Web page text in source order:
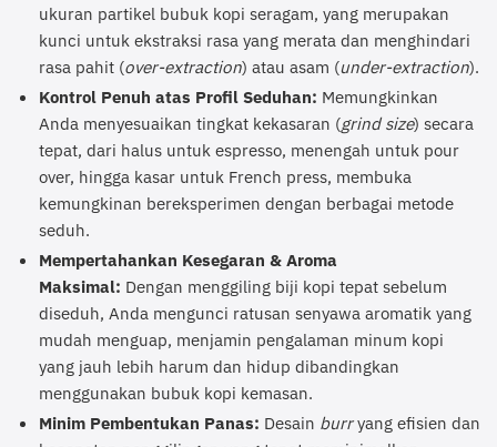
ukuran partikel bubuk kopi seragam, yang merupakan
kunci untuk ekstraksi rasa yang merata dan menghindari
rasa pahit (over-extraction) atau asam (under-extraction).
Kontrol Penuh atas Profil Seduhan: Memungkinkan
Anda menyesuaikan tingkat kekasaran (grind size) secara
tepat, dari halus untuk espresso, menengah untuk pour
over, hingga kasar untuk French press, membuka
kemungkinan bereksperimen dengan berbagai metode
seduh.
Mempertahankan Kesegaran & Aroma
Maksimal: Dengan menggiling biji kopi tepat sebelum
diseduh, Anda mengunci ratusan senyawa aromatik yang
mudah menguap, menjamin pengalaman minum kopi
yang jauh lebih harum dan hidup dibandingkan
menggunakan bubuk kopi kemasan.
Minim Pembentukan Panas: Desain burryang efisien dan